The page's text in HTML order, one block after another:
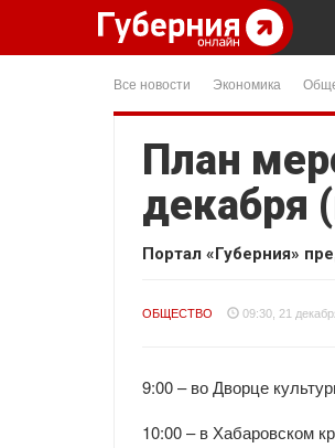
Все новости Экономика
План
декабря
Портал «Губерния»
ОБЩЕСТВО 09:30, 21
9:00 – во Дворце
10:00 – в Хабаровском